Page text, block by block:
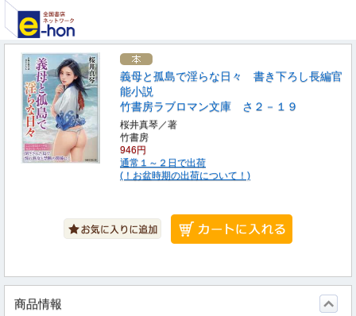
義母と孤島で淫らな日々 書き下ろし長編官
能小説
竹書房ラブロマン文庫 さ２－１９
桜井真琴／著
竹書房
946円
通常１～２日で出荷
(！お盆時期の出荷について！)
商品情報